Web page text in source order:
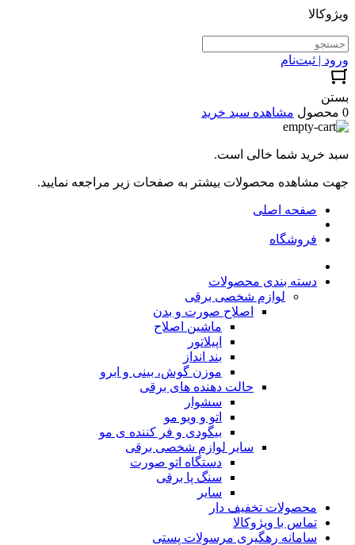
ویژوکالا
ورود | ثبت‌نام
بستن
0 محصول
مشاهده سبد خرید
سبد خرید شما خالی است.
جهت مشاهده محصولات بیشتر به صفحات زیر مراجعه نمایید.
صفحه اصلی
فروشگاه
دسته بندی محصولات
لوازم شخصی برقی
اصلاح صورت و بدن
ماشین اصلاح
اپیلاتور
بند انداز
موزن گوش، بینی و ابرو
حالت دهنده های برقی
سشوار
اتو و ویو مو
بیگودی و فر کننده ی مو
سایر لوازم شخصی برقی
دستگاه اتو صورت
سنگ پا برقی
سایر
محصولات تخفیف دار
تماس با ویژوکالا
سامانه رهگیری مرسولات پستی